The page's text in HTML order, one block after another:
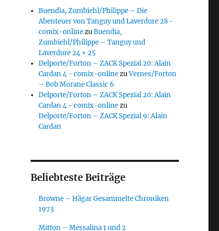
Buendia, Zumbiehl/Philippe – Die
Abenteuer von Tanguy und Laverdure 28 -
comix-onlinezuBuendia,
Zumbiehl/Philippe – Tanguy und
Laverdure 24 + 25
Delporte/Forton – ZACK Spezial 20: Alain
Cardan 4 - comix-onlinezuVernes/Forton
– Bob Morane Classic 6
Delporte/Forton – ZACK Spezial 20: Alain
Cardan 4 - comix-onlinezu
Delporte/Forton – ZACK Spezial 9: Alain
Cardan
Beliebteste Beiträge
Browne – Hägar Gesammelte Chroniken
1973
Mitton – Messalina 1 und 2